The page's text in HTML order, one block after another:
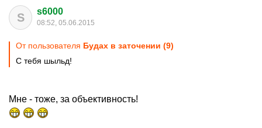
S s6000
08:52, 05.06.2015
От пользователя Будах в заточении (9)
С тебя шыльд!
Мне - тоже, за объективность!